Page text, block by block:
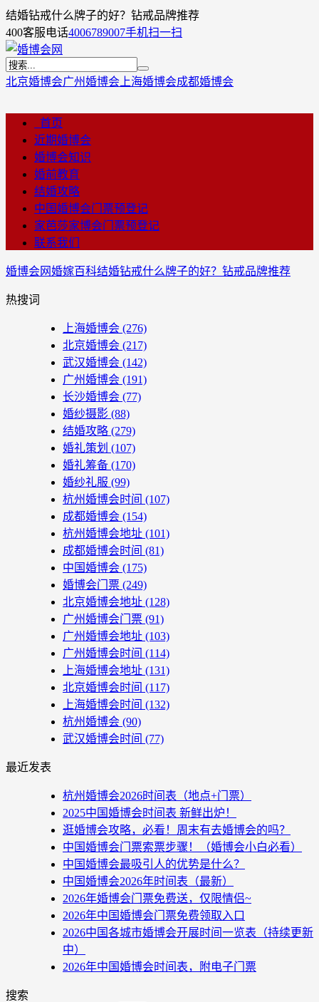
结婚钻戒什么牌子的好？钻戒品牌推荐
400客服电话4006789007手机扫一扫
北京婚博会广州婚博会 上海婚博会成都婚博会
首页
近期婚博会
婚博会知识
婚前教育
结婚攻略
中国婚博会门票预登记
家芭莎家博会门票预登记
联系我们
婚博会网婚嫁百科结婚钻戒什么牌子的好？钻戒品牌推荐
热搜词
上海婚博会 (276)
北京婚博会 (217)
武汉婚博会 (142)
广州婚博会 (191)
长沙婚博会 (77)
婚纱摄影 (88)
结婚攻略 (279)
婚礼策划 (107)
婚礼筹备 (170)
婚纱礼服 (99)
杭州婚博会时间 (107)
成都婚博会 (154)
杭州婚博会地址 (101)
成都婚博会时间 (81)
中国婚博会 (175)
婚博会门票 (249)
北京婚博会地址 (128)
广州婚博会门票 (91)
广州婚博会地址 (103)
广州婚博会时间 (114)
上海婚博会地址 (131)
北京婚博会时间 (117)
上海婚博会时间 (132)
杭州婚博会 (90)
武汉婚博会时间 (77)
最近发表
杭州婚博会2026时间表（地点+门票）
2025中国婚博会时间表 新鲜出炉！
逛婚博会攻略，必看！周末有去婚博会的吗？
中国婚博会门票索票步骤！（婚博会小白必看）
中国婚博会最吸引人的优势是什么？
中国婚博会2026年时间表（最新）
2026年婚博会门票免费送，仅限情侣~
2026年中国婚博会门票免费领取入口
2026中国各城市婚博会开展时间一览表（持续更新
中）
2026年中国婚博会时间表，附电子门票
搜索